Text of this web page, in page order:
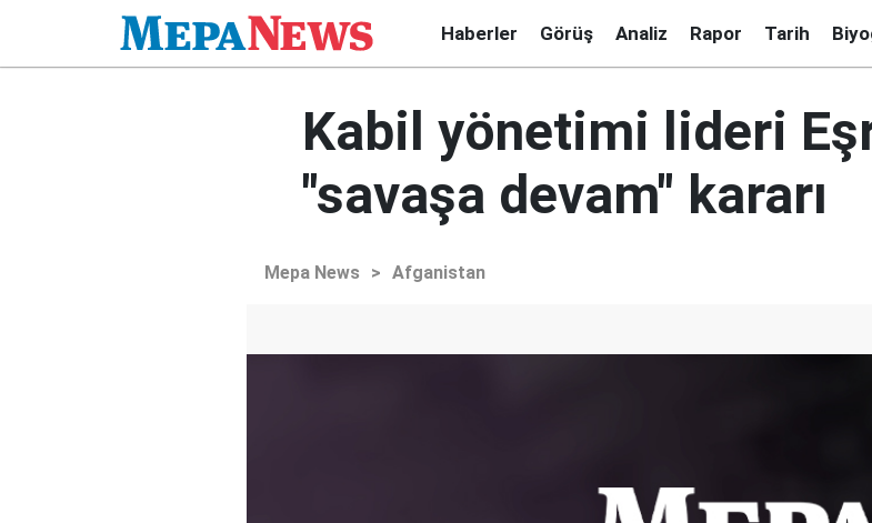
Haberler Görüş Analiz Rapor Tarih
Kabil yönetimi lideri
"savaşa devam" kararı
Mepa News > Afganistan